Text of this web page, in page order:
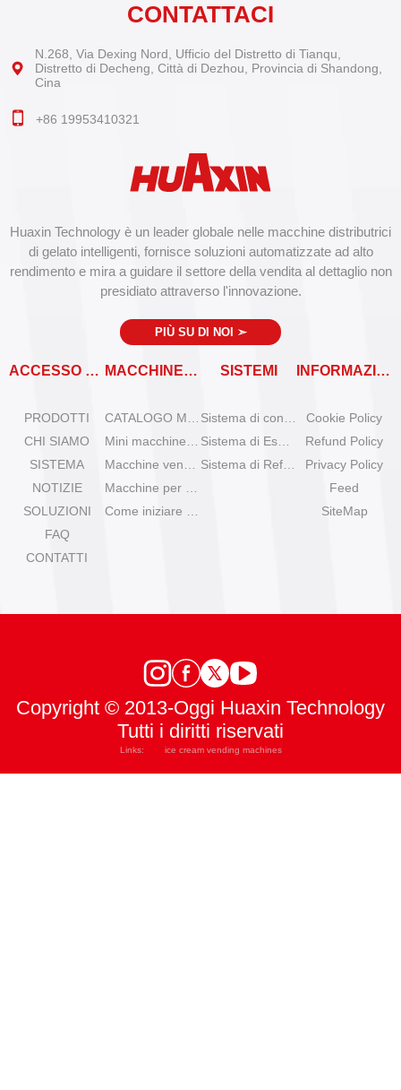
Huaxin Technology è un leader globale nelle macchine distributrici
di gelato intelligenti, fornisce soluzioni automatizzate ad alto
rendimento e mira a guidare il settore della vendita al dettaglio non
presidiato attraverso l'innovazione.
PIÙ SU DI NOI ➣
ACCESSO RAPIDO
PRODOTTI
CHI SIAMO
SISTEMA
NOTIZIE
SOLUZIONI
FAQ
CONTATTI
MACCHINE VENDITRICI SISTEMI INFORMAZIONI
Cookie Policy
Refund Policy
Privacy Policy
Feed
SiteMap
CONTATTACI
N.268, Via Dexing Nord, Ufficio del Distretto di Tianqu,
Distretto di Decheng, Città di Dezhou, Provincia di Shandong,
Cina
+86 19953410321
Copyright © 2013-Oggi Huaxin Technology
Tutti i diritti riservati
Links: ice cream vending machines